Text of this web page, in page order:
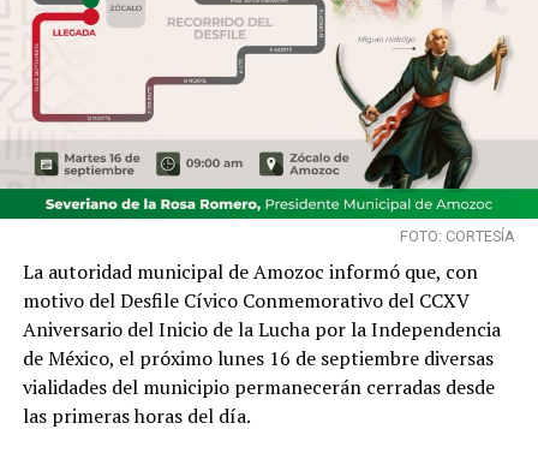
FOTO: CORTESÍA
La autoridad municipal de Amozoc informó que, con
motivo del Desfile Cívico Conmemorativo del CCXV
Aniversario del Inicio de la Lucha por la Independencia
de México, el próximo lunes 16 de septiembre diversas
vialidades del municipio permanecerán cerradas desde
las primeras horas del día.